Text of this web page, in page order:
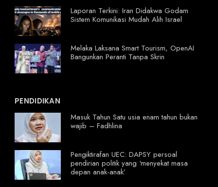
Laporan Terkini: Iran Didakwa Godam
Sistem Komunikasi Mudah Alih Israel
Melaka Laksana Smart Tourism, OpenAI
Bangunkan Peranti Tanpa Skrin
PENDIDIKAN
Masuk Tahun Satu usia enam tahun bukan
wajib – Fadhlina
Pengiktirafan UEC: DAPSY persoal
pendirian politik yang ‘menyekat masa
depan anak-anak’